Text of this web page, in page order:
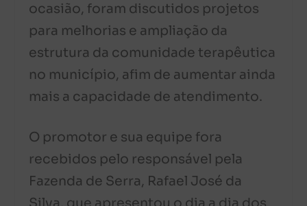
ocasião, foram discutidos projetos
para melhorias e ampliação da
estrutura da comunidade terapêutica
no município, afim de aumentar ainda
mais a capacidade de atendimento.
O promotor e sua equipe fora
recebidos pelo responsável pela
Fazenda de Serra, Rafael José da